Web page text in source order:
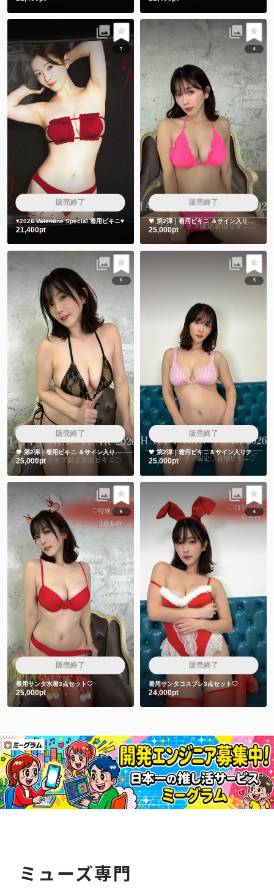
7
販売終了
♥️2026 Valentine Special 着用ビキニ♥️
21,400pt
6
販売終了
25,000pt
6
販売終了
💖 第2弾｜着用ビキニ ＆サイン入りチェキ👙📷
25,000pt
5
販売終了
💖 第2弾｜着用ビキニ＆サイン入りチェキ 👙📷
25,000pt
6
販売終了
着用サンタ水着3点セット♡
25,000pt
6
販売終了
着用サンタコスプレ3点セット♡
24,000pt
ミューズ専門